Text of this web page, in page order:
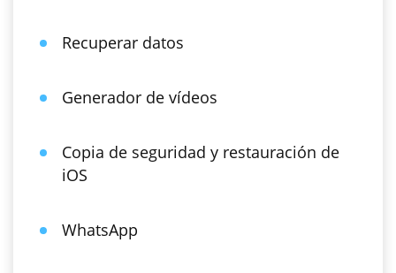
Recuperar datos
Generador de vídeos
Copia de seguridad y restauración de
iOS
WhatsApp